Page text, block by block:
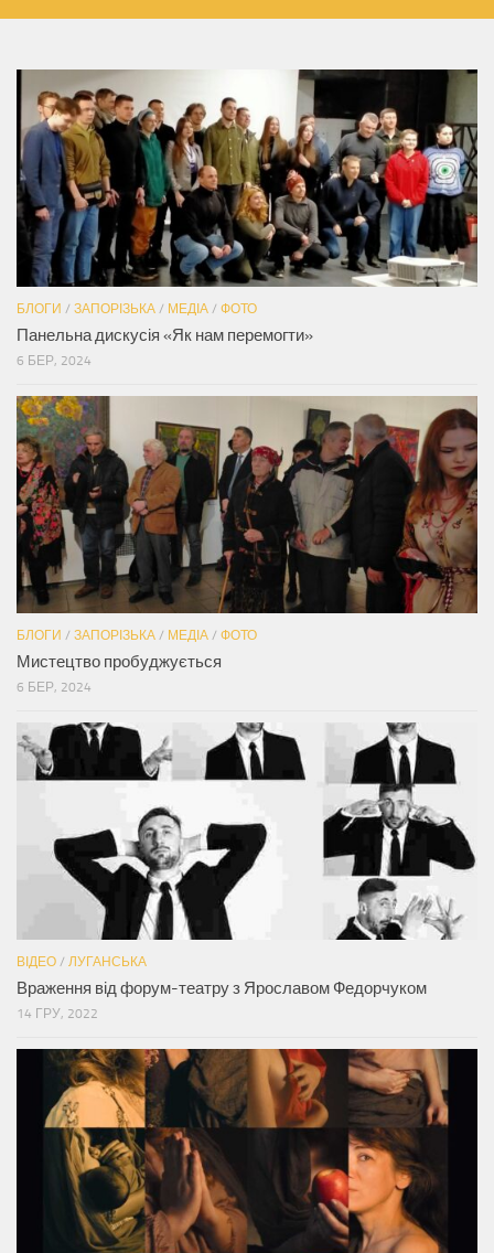
БЛОГИ / ЗАПОРІЗЬКА / МЕДІА / ФОТО
Панельна дискусія «Як нам перемогти»
6 БЕР, 2024
БЛОГИ / ЗАПОРІЗЬКА / МЕДІА / ФОТО
Мистецтво пробуджується
6 БЕР, 2024
ВІДЕО / ЛУГАНСЬКА
Враження від форум-театру з Ярославом Федорчуком
14 ГРУ, 2022